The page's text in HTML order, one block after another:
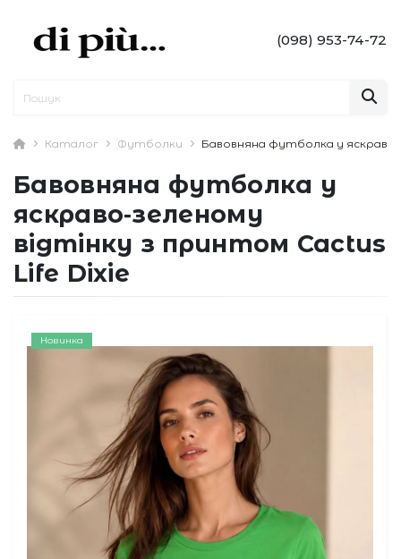
(098) 953-74-72
Каталог Футболки Бавовняна футболка у
Бавовняна футболка у
яскраво‑зеленому
відтінку з принтом Cactus
Life Dixie
Новинка